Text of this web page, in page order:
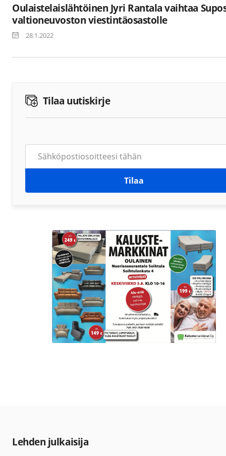
Oulaistelaislähtöinen Jyri Rantala vaihtaa
valtioneuvoston viestintäosastolle
28.1.2022
Tilaa uutiskirje
Tilaa
Lehden julkaisija